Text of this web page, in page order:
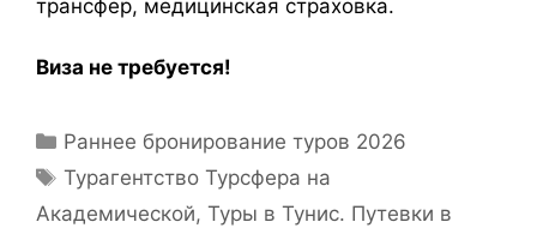
трансфер, медицинская страховка.
Виза не требуется!
Раннее бронирование туров 2026
Турагентство Турсфера на
Академической, Туры в Тунис. Путевки в